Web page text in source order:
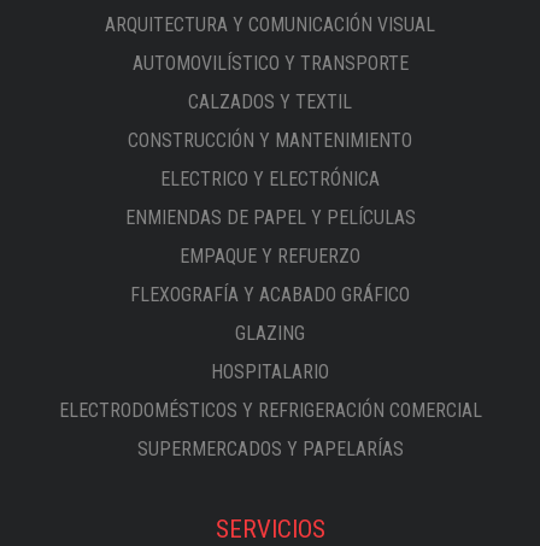
ARQUITECTURA Y COMUNICACIÓN VISUAL
AUTOMOVILÍSTICO Y TRANSPORTE
CALZADOS Y TEXTIL
CONSTRUCCIÓN Y MANTENIMIENTO
ELECTRICO Y ELECTRÓNICA
ENMIENDAS DE PAPEL Y PELÍCULAS
EMPAQUE Y REFUERZO
FLEXOGRAFÍA Y ACABADO GRÁFICO
GLAZING
HOSPITALARIO
ELECTRODOMÉSTICOS Y REFRIGERACIÓN COMERCIAL
SUPERMERCADOS Y PAPELARÍAS
SERVICIOS